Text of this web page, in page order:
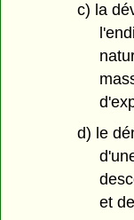
c) la
d) le
et